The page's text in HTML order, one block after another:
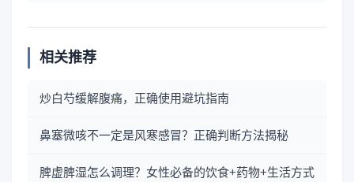
相关推荐
炒白芍缓解腹痛，正确使用避坑指南
鼻塞微咳不一定是风寒感冒？正确判断方法揭秘
脾虚脾湿怎么调理？女性必备的饮食+药物+生活方式